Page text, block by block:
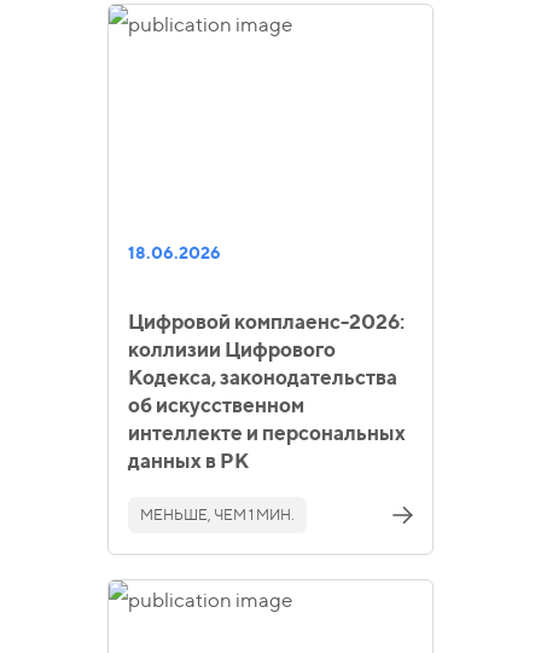
18.06.2026
Цифровой комплаенс-2026:
коллизии Цифрового
Кодекса, законодательства
об искусственном
интеллекте и персональных
данных в РК
МЕНЬШЕ, ЧЕМ 1 МИН.